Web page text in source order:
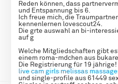
Reden können, dass
und Entspannung bis 6.
Ich freue mich, die
kennenlernen lovescout24.
Die grte auswahl an bi-
auf g
Welche Mitgliedschaften gibt
einem roma-mdchen aus
Die Registrierung für 19
live cam girls melissas
und single-profile aus 61449